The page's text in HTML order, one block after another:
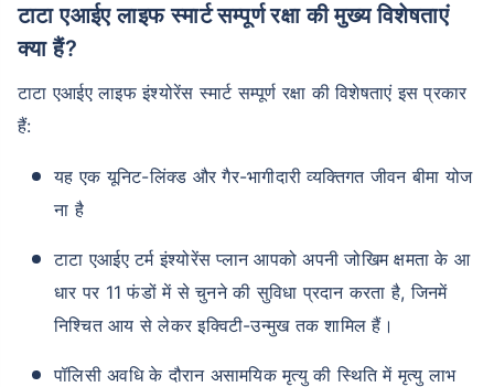
टाटा एआईए लाइफ स्मार्ट सम्पूर्ण रक्षा की मुख्य विशेषताएं
क्या हैं?
टाटा एआईए लाइफ इंश्योरेंस स्मार्ट सम्पूर्ण रक्षा की विशेषताएं इस प्रकार
हैं:
यह एक यूनिट-लिंक्ड और गैर-भागीदारी व्यक्तिगत जीवन बीमा योज
ना है
टाटा एआईए टर्म इंश्योरेंस प्लान आपको अपनी जोखिम क्षमता के आ
धार पर 11 फंडों में से चुनने की सुविधा प्रदान करता है, जिनमें
निश्चित आय से लेकर इक्विटी-उन्मुख तक शामिल हैं।
पॉलिसी अवधि के दौरान असामयिक मृत्यु की स्थिति में मृत्यु लाभ